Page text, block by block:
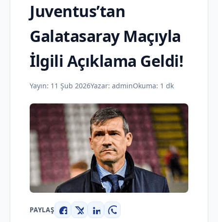
Juventus’tan
Galatasaray Maçıyla
İlgili Açıklama Geldi!
Yayın: 11 Şub 2026Yazar: adminOkuma: 1 dk
PAYLAŞ
Facebook
X LinkedInWhatsApp